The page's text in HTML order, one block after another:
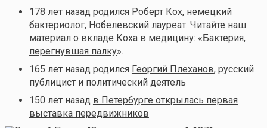
178 лет назад родился Роберт Кох, немецкий
бактериолог, Нобелевский лауреат. Читайте наш
материал о вкладе Коха в медицину: «Бактерия,
перегнувшая палку».
165 лет назад родился Георгий Плеханов, русский
публицист и политический деятель
150 лет назад в Петербурге открылась первая
выставка передвижников